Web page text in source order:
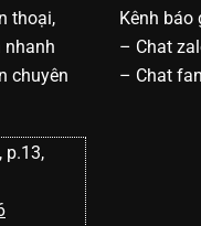
thoại,
nhanh
chuyên
p.13,
Kênh báo
– Chat
– Chat